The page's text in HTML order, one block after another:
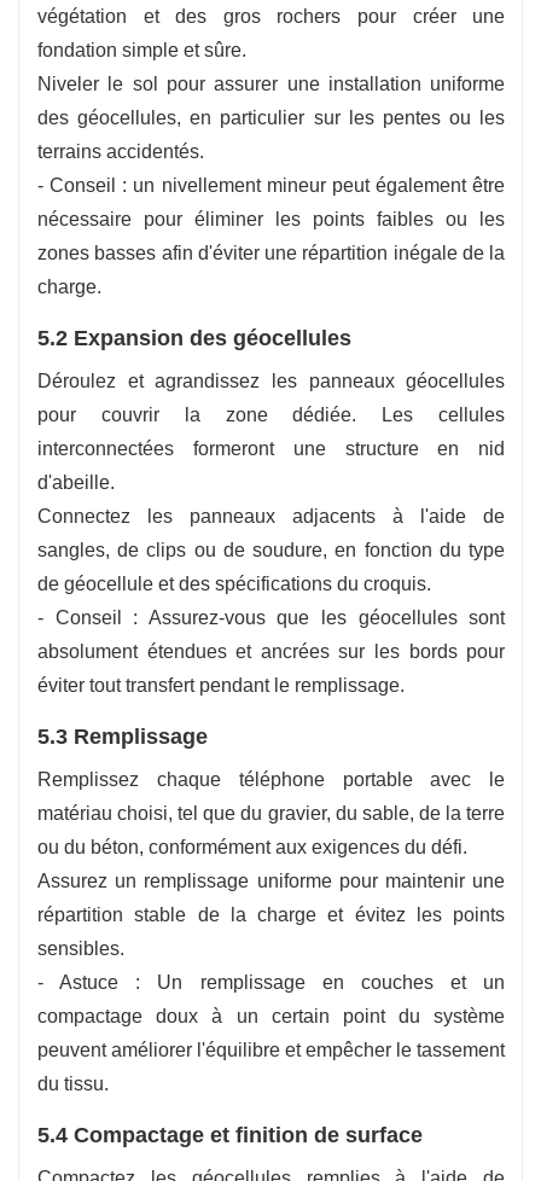
végétation et des gros rochers pour créer une
fondation simple et sûre.
Niveler le sol pour assurer une installation uniforme
des géocellules, en particulier sur les pentes ou les
terrains accidentés.
- Conseil : un nivellement mineur peut également être
nécessaire pour éliminer les points faibles ou les
zones basses afin d'éviter une répartition inégale de la
charge.
5.2 Expansion des géocellules
Déroulez et agrandissez les panneaux géocellules
pour couvrir la zone dédiée. Les cellules
interconnectées formeront une structure en nid
d'abeille.
Connectez les panneaux adjacents à l'aide de
sangles, de clips ou de soudure, en fonction du type
de géocellule et des spécifications du croquis.
- Conseil : Assurez-vous que les géocellules sont
absolument étendues et ancrées sur les bords pour
éviter tout transfert pendant le remplissage.
5.3 Remplissage
Remplissez chaque téléphone portable avec le
matériau choisi, tel que du gravier, du sable, de la terre
ou du béton, conformément aux exigences du défi.
Assurez un remplissage uniforme pour maintenir une
répartition stable de la charge et évitez les points
sensibles.
- Astuce : Un remplissage en couches et un
compactage doux à un certain point du système
peuvent améliorer l'équilibre et empêcher le tassement
du tissu.
5.4 Compactage et finition de surface